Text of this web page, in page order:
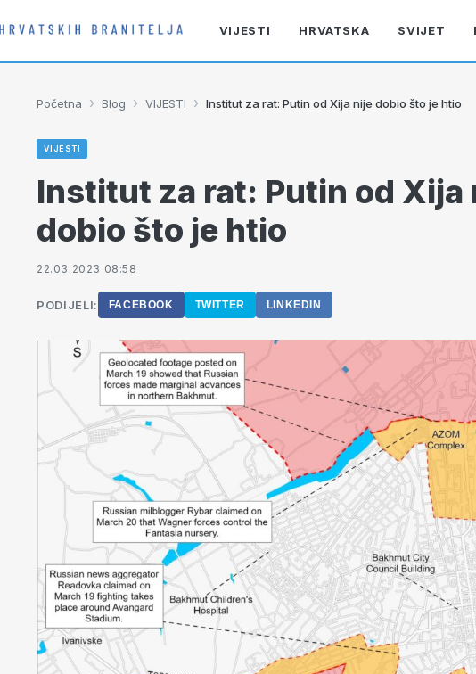
VIJESTI HRVATSKA SVIJET
Početna › Blog › VIJESTI › Institut za rat: Putin od Xija nije dobio što je htio
VIJESTI
Institut za rat: Putin od Xija
dobio što je htio
22.03.2023 08:58
PODIJELI: FACEBOOK TWITTER LINKEDIN